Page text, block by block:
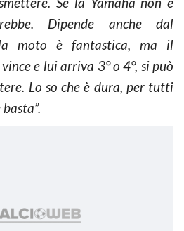
Dipende anche dal
la moto è fantastica, ma il
e lui arriva 3° o 4°, si può
Lo so che è dura, per tutti